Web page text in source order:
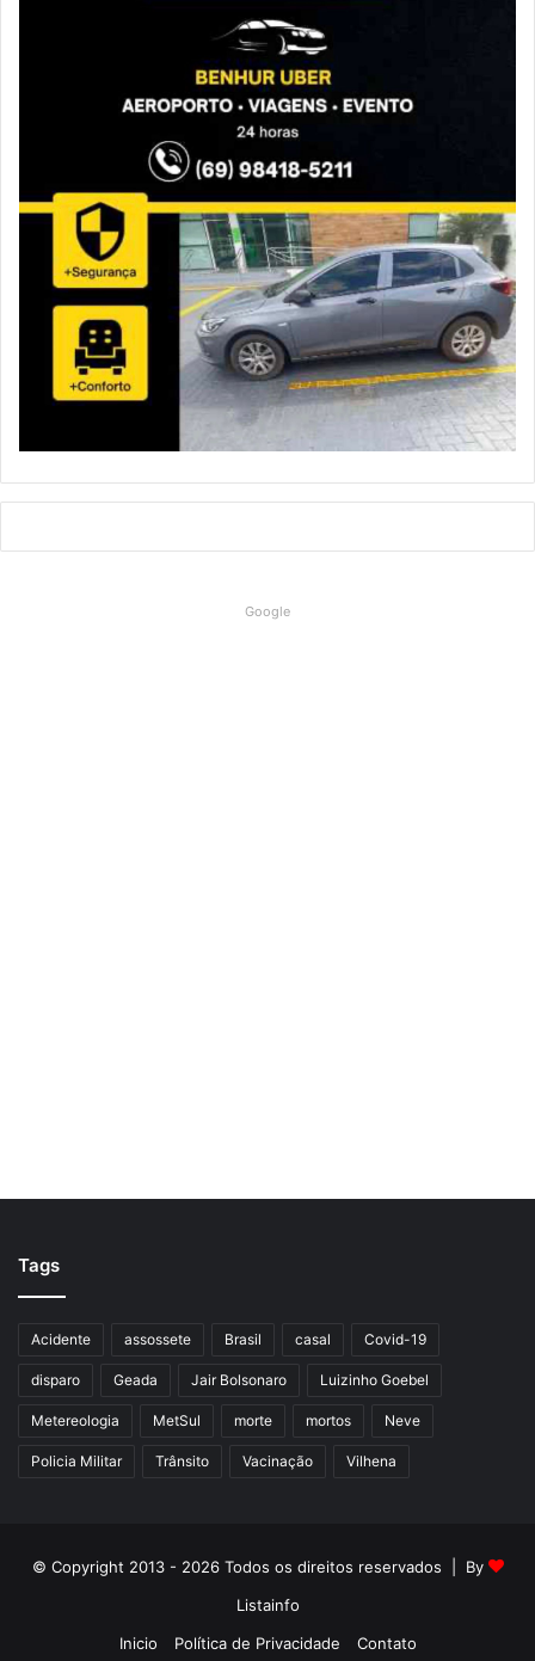
Google
Tags
Acidente assossete Brasil casal Covid-19
disparo Geada Jair Bolsonaro Luizinho Goebel
Metereologia MetSul morte mortos Neve
Policia Militar Trânsito Vacinação Vilhena
© Copyright 2013 - 2026 Todos os direitos reservados | By
Listainfo
Inicio
Política de Privacidade Contato